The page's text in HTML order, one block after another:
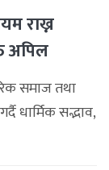
राख्न
अपिल
समाज तथा
धार्मिक सद्भाव,
संयमता